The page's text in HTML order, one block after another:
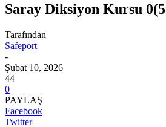
Saray Diksiyon Kursu
Tarafından
Safeport
-
Şubat 10, 2026
44
0
PAYLAŞ
Facebook
Twitter